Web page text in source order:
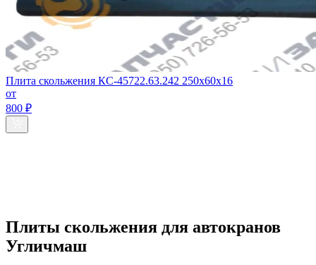
Плита скольжения КС-45722.63.242 250х60х16
от
800 ₽
Плиты скольжения для автокранов
Угличмаш